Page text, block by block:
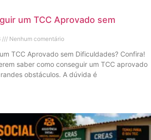
um TCC Aprovado sem
Nenhum comentário
TCC Aprovado sem Dificuldades? Confira!
saber como conseguir um TCC aprovado
obstáculos. A dúvida é